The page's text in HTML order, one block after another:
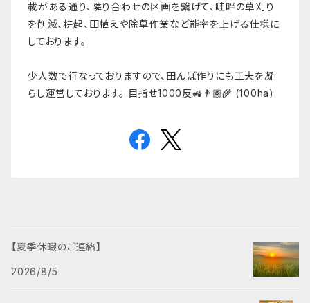
載がある通り、隣り合わせの区画を繋げて、畦畔の草刈り
を削減、耕起、田植えや除草作業など能率を上げる仕様に
しております。
少人数で行なっておりますので、田んぼ作りにも工夫を凝
らし運営しております。 目指せ1000反🚜👨🏽‍🌾 (100ha)
【夏季休暇のご連絡】
2026/8/5